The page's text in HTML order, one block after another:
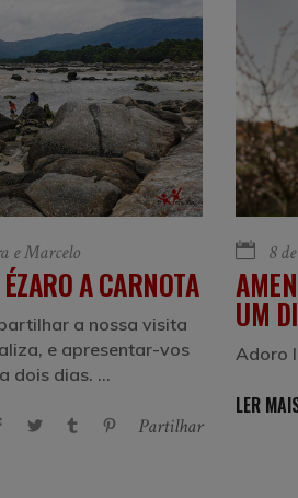
e Marcelo
A CARNOTA
a nossa visita
e apresentar-vos
dois dias.
Partilhar
8
UM
Adoro
LER